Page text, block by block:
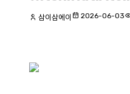
삼이삼에이 2026-06-03